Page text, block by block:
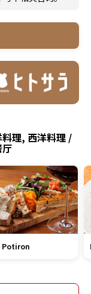
理, 西洋料理 /
Potiron